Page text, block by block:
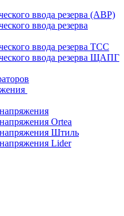
ввода резерва (АВР)
ввода резерва
ввода резерва ТСС
ввода резерва ЩАПГ
Ortea
Штиль
Lider